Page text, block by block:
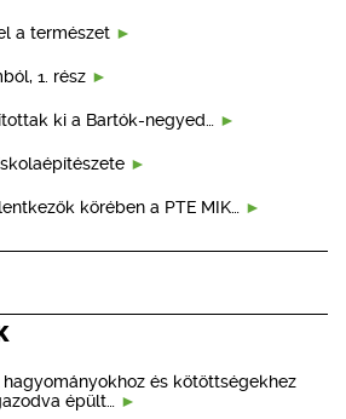
a természet
1. rész
ki a Bartók-negyed…
körében a PTE MIK…
hagyományokhoz és kötöttségekhez
épült…